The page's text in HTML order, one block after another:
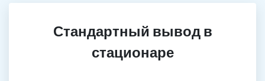
Стандартный вывод в
стационаре